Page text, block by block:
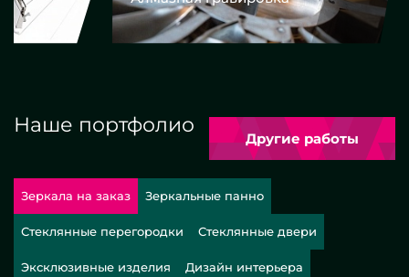
Наше портфолио
Другие работы
Зеркала на заказ Зеркальные панно
Стеклянные перегородки Стеклянные двери
Эксклюзивные изделия Дизайн интерьера